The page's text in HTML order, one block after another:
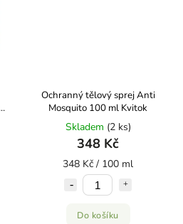
Ochranný tělový sprej Anti
Mosquito 100 ml Kvitok
Skladem (2 ks)
348 Kč
348 Kč / 100 ml
Do košíku